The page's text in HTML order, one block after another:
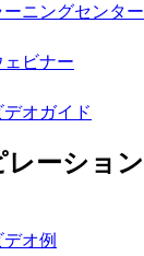
ーニングセンター
ェビナー
デオガイド
レーション
デオ例